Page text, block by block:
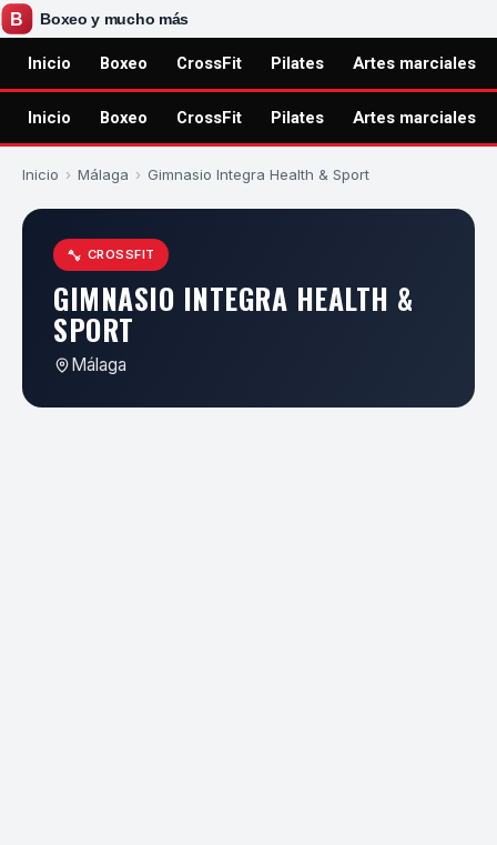
Inicio Boxeo CrossFit Pilates Artes marciales
Inicio Boxeo CrossFit Pilates Artes marciales
Inicio › Málaga › Gimnasio Integra Health & Sport
CROSSFIT
GIMNASIO INTEGRA HEALTH &
SPORT
Málaga